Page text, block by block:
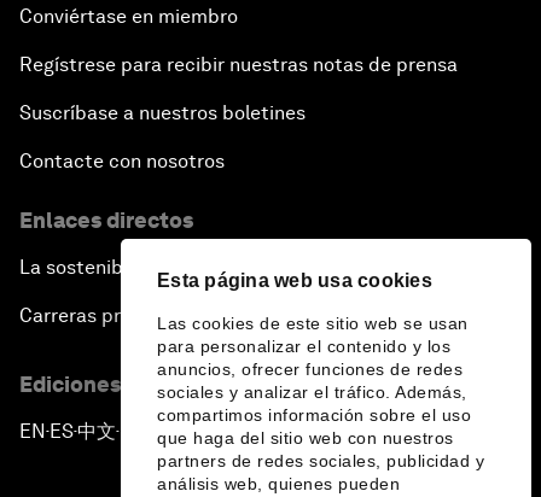
Esta página web usa cookies
Las cookies de este sitio web se usan
para personalizar el contenido y los
anuncios, ofrecer funciones de redes
sociales y analizar el tráfico. Además,
compartimos información sobre el uso
que haga del sitio web con nuestros
partners de redes sociales, publicidad y
análisis web, quienes pueden
Conviértase en miembro
Regístrese para recibir nuestras notas de prensa
Suscríbase a nuestros boletines
Contacte con nosotros
Enlaces directos
La sostenibilidad en el Foro
Carreras profesionales
Ediciones en otros idiomas
EN ▪ ES▪中文▪ 日本語